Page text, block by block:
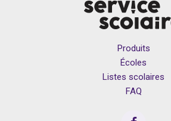
Produits
Écoles
Listes scolaires
FAQ